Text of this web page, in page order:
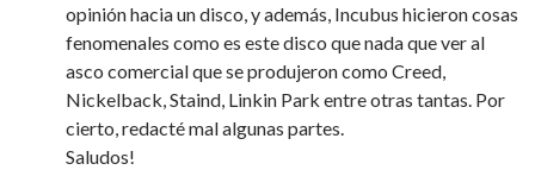
opinión hacia un disco, y además, Incubus hicieron cosas
fenomenales como es este disco que nada que ver al
asco comercial que se produjeron como Creed,
Nickelback, Staind, Linkin Park entre otras tantas. Por
cierto, redacté mal algunas partes.
Saludos!